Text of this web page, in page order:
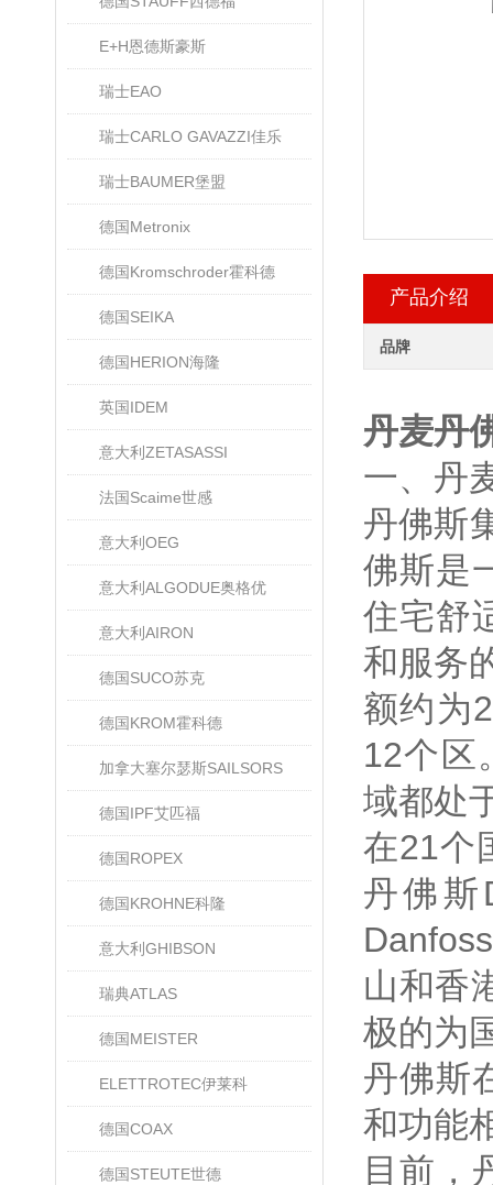
E+H恩德斯豪斯
瑞士EAO
瑞士CARLO GAVAZZI佳乐
瑞士BAUMER堡盟
德国Metronix
德国Kromschroder霍科德
德国SEIKA
德国HERION海隆
英国IDEM
意大利ZETASASSI
法国Scaime世感
意大利OEG
意大利ALGODUE奥格优
意大利AIRON
德国SUCO苏克
德国KROM霍科德
加拿大塞尔瑟斯SAILSORS
德国IPF艾匹福
德国ROPEX
德国KROHNE科隆
意大利GHIBSON
瑞典ATLAS
德国MEISTER
ELETTROTEC伊莱科
德国COAX
德国STEUTE世德
产品介绍
品牌
丹麦丹
一、丹
丹佛斯
佛斯是
住宅舒
和服务
额约为
12个区
域都处
在21个
丹佛斯
山和香
极的为
丹佛斯
和功能
目前，